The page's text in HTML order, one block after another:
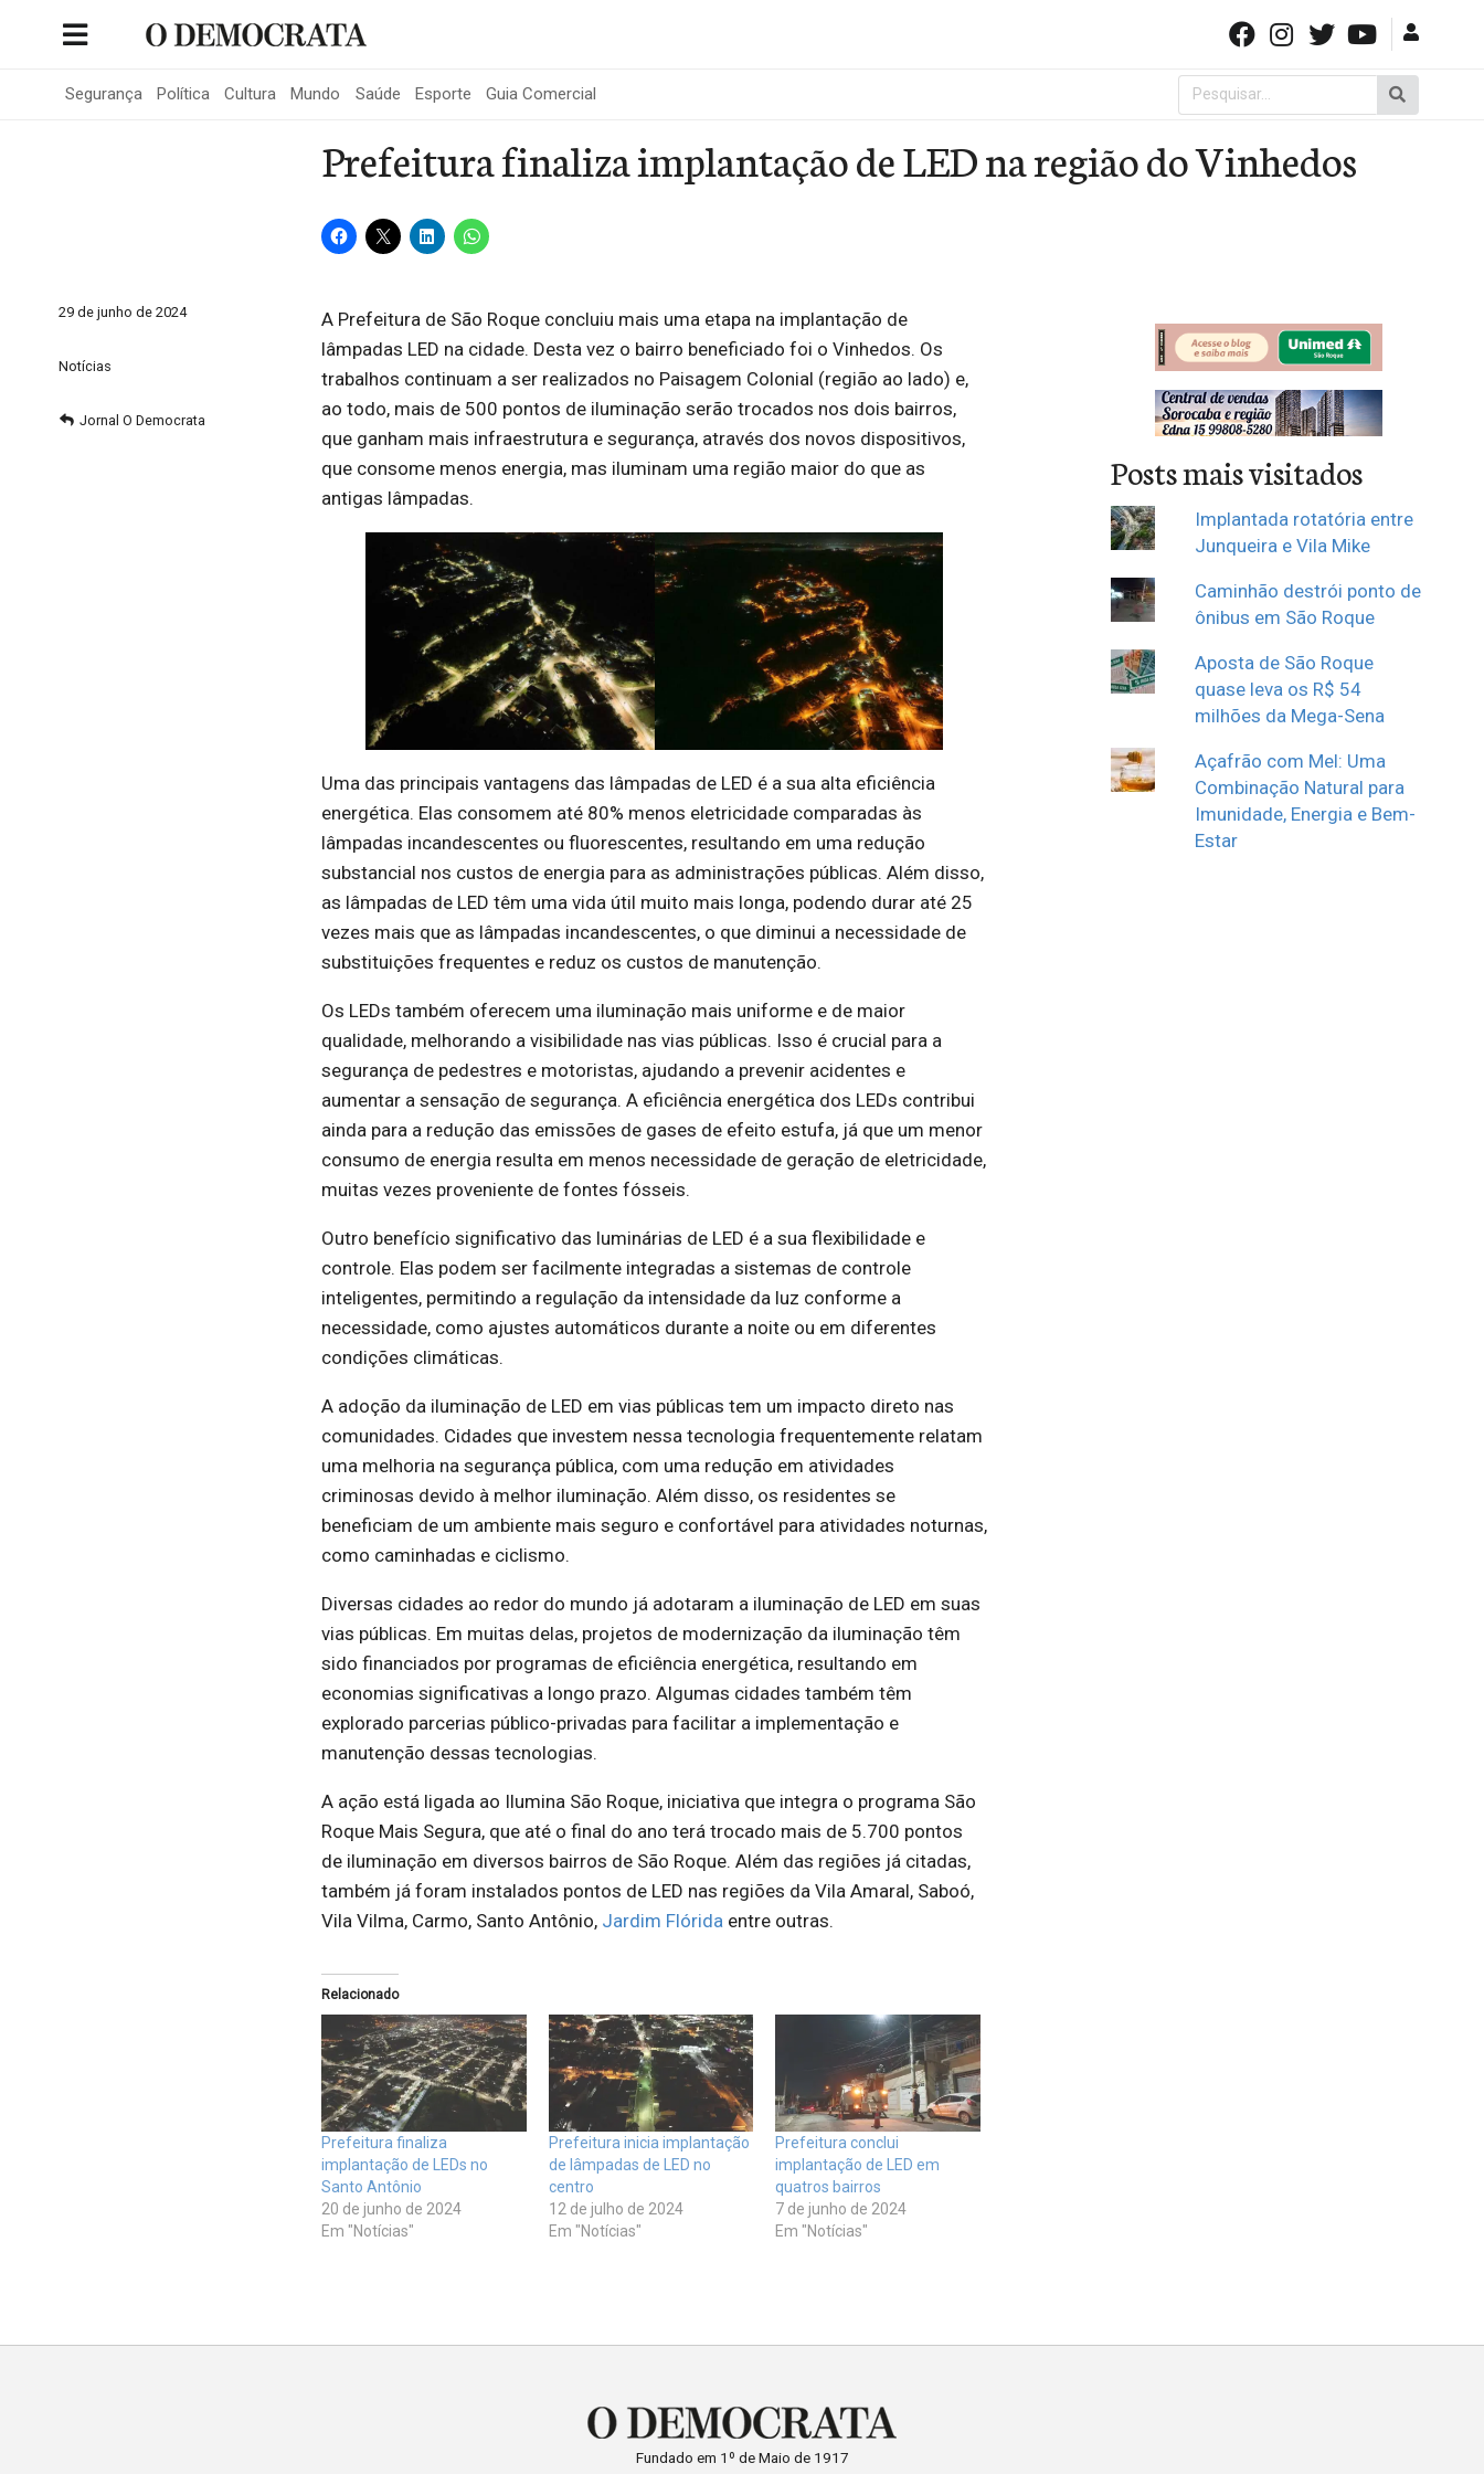
Segurança Política Cultura Mundo Saúde Esporte Guia Comercial
Pesquisar
por:
Prefeitura finaliza implantação de LED na região do Vinhedos
29 de junho de 2024
Notícias
Jornal O Democrata
A Prefeitura de São Roque concluiu mais uma etapa na implantação de
lâmpadas LED na cidade. Desta vez o bairro beneficiado foi o Vinhedos. Os
trabalhos continuam a ser realizados no Paisagem Colonial (região ao lado) e,
ao todo, mais de 500 pontos de iluminação serão trocados nos dois bairros,
que ganham mais infraestrutura e segurança, através dos novos dispositivos,
que consome menos energia, mas iluminam uma região maior do que as
antigas lâmpadas.
Uma das principais vantagens das lâmpadas de LED é a sua alta eficiência
energética. Elas consomem até 80% menos eletricidade comparadas às
lâmpadas incandescentes ou fluorescentes, resultando em uma redução
substancial nos custos de energia para as administrações públicas. Além disso,
as lâmpadas de LED têm uma vida útil muito mais longa, podendo durar até 25
vezes mais que as lâmpadas incandescentes, o que diminui a necessidade de
substituições frequentes e reduz os custos de manutenção.
Os LEDs também oferecem uma iluminação mais uniforme e de maior
qualidade, melhorando a visibilidade nas vias públicas. Isso é crucial para a
segurança de pedestres e motoristas, ajudando a prevenir acidentes e
aumentar a sensação de segurança. A eficiência energética dos LEDs contribui
ainda para a redução das emissões de gases de efeito estufa, já que um menor
consumo de energia resulta em menos necessidade de geração de eletricidade,
muitas vezes proveniente de fontes fósseis.
Outro benefício significativo das luminárias de LED é a sua flexibilidade e
controle. Elas podem ser facilmente integradas a sistemas de controle
inteligentes, permitindo a regulação da intensidade da luz conforme a
necessidade, como ajustes automáticos durante a noite ou em diferentes
condições climáticas.
A adoção da iluminação de LED em vias públicas tem um impacto direto nas
comunidades. Cidades que investem nessa tecnologia frequentemente relatam
uma melhoria na segurança pública, com uma redução em atividades
criminosas devido à melhor iluminação. Além disso, os residentes se
beneficiam de um ambiente mais seguro e confortável para atividades noturnas,
como caminhadas e ciclismo.
Diversas cidades ao redor do mundo já adotaram a iluminação de LED em suas
vias públicas. Em muitas delas, projetos de modernização da iluminação têm
sido financiados por programas de eficiência energética, resultando em
economias significativas a longo prazo. Algumas cidades também têm
explorado parcerias público-privadas para facilitar a implementação e
manutenção dessas tecnologias.
A ação está ligada ao Ilumina São Roque, iniciativa que integra o programa São
Roque Mais Segura, que até o final do ano terá trocado mais de 5.700 pontos
de iluminação em diversos bairros de São Roque. Além das regiões já citadas,
também já foram instalados pontos de LED nas regiões da Vila Amaral, Saboó,
Vila Vilma, Carmo, Santo Antônio, Jardim Flórida entre outras.
Relacionado
Prefeitura finaliza
implantação de LEDs no
Santo Antônio
20 de junho de 2024
Em "Notícias"
Prefeitura inicia implantação
de lâmpadas de LED no
centro
12 de julho de 2024
Em "Notícias"
Prefeitura conclui
implantação de LED em
quatros bairros
7 de junho de 2024
Em "Notícias"
Posts mais visitados
Implantada rotatória entre
Junqueira e Vila Mike
Caminhão destrói ponto de
ônibus em São Roque
Aposta de São Roque
quase leva os R$ 54
milhões da Mega-Sena
Açafrão com Mel: Uma
Combinação Natural para
Imunidade, Energia e Bem-
Estar
Fundado em 1º de Maio de 1917